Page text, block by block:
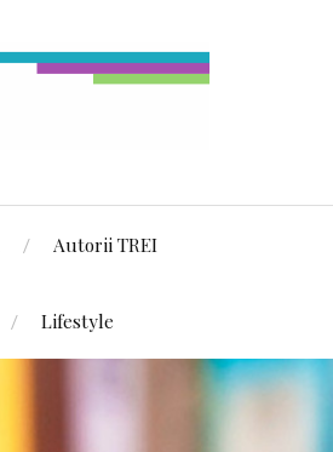
Autorii TREI
Lifestyle